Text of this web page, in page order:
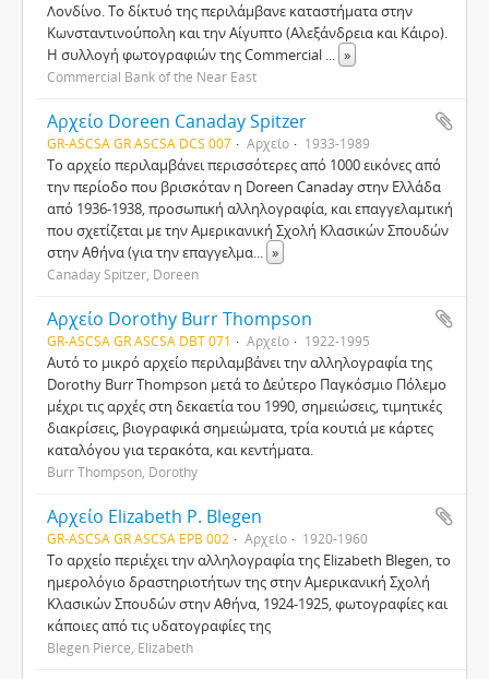
Λονδίνο. Το δίκτυό της περιλάμβανε καταστήματα στην
Κωνσταντινούπολη και την Αίγυπτο (Αλεξάνδρεια και Κάιρο).
Η συλλογή φωτογραφιών της Commercial ... »
Commercial Bank of the Near East
Αρχείο Doreen Canaday Spitzer
GR-ASCSA GR ASCSA DCS 007 Αρχείο 1933-1989
Το αρχείο περιλαμβάνει περισσότερες από 1000 εικόνες από
την περίοδο που βρισκόταν η Doreen Canaday στην Ελλάδα
από 1936-1938, προσωπική αλληλογραφία, και επαγγελαμτική
που σχετίζεται με την Αμερικανική Σχολή Κλασικών Σπουδών
στην Αθήνα (για την επαγγελμα... »
Canaday Spitzer, Doreen
Αρχείο Dorothy Burr Thompson
GR-ASCSA GR ASCSA DBT 071 Αρχείο 1922-1995
Αυτό το μικρό αρχείο περιλαμβάνει την αλληλογραφία της
Dorothy Burr Thompson μετά το Δεύτερο Παγκόσμιο Πόλεμο
μέχρι τις αρχές στη δεκαετία του 1990, σημειώσεις, τιμητικές
διακρίσεις, βιογραφικά σημειώματα, τρία κουτιά με κάρτες
καταλόγου για τερακότα, και κεντήματα.
Burr Thompson, Dorothy
Αρχείο Elizabeth P. Blegen
GR-ASCSA GR ASCSA EPB 002 Αρχείο 1920-1960
Το αρχείο περιέχει την αλληλογραφία της Elizabeth Blegen, το
ημερολόγιο δραστηριοτήτων της στην Αμερικανική Σχολή
Κλασικών Σπουδών στην Αθήνα, 1924-1925, φωτογραφίες και
κάποιες από τις υδατογραφίες της
Blegen Pierce, Elizabeth